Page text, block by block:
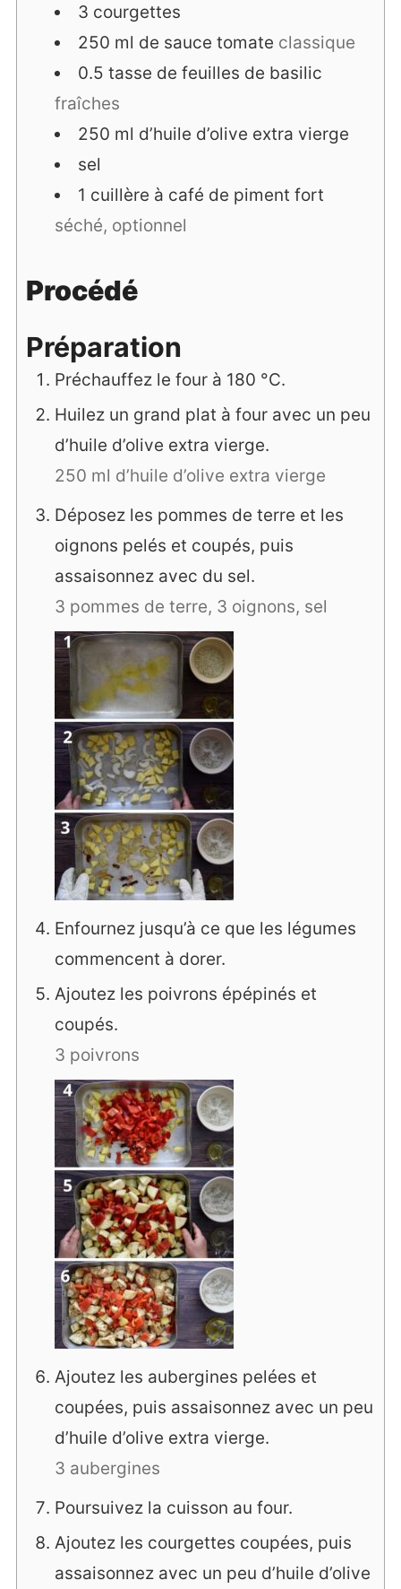
3 courgettes
250 ml de sauce tomate classique
0.5 tasse de feuilles de basilic
fraîches
250 ml d’huile d’olive extra vierge
sel
1 cuillère à café de piment fort
séché, optionnel
Procédé
Préparation
Préchauffez le four à 180 °C.
Huilez un grand plat à four avec un peu
d’huile d’olive extra vierge.
250 ml d’huile d’olive extra vierge
Déposez les pommes de terre et les
oignons pelés et coupés, puis
assaisonnez avec du sel.
3 pommes de terre, 3 oignons, sel
Enfournez jusqu’à ce que les légumes
commencent à dorer.
Ajoutez les poivrons épépinés et
coupés.
3 poivrons
Ajoutez les aubergines pelées et
coupées, puis assaisonnez avec un peu
d’huile d’olive extra vierge.
3 aubergines
Poursuivez la cuisson au four.
Ajoutez les courgettes coupées, puis
assaisonnez avec un peu d’huile d’olive